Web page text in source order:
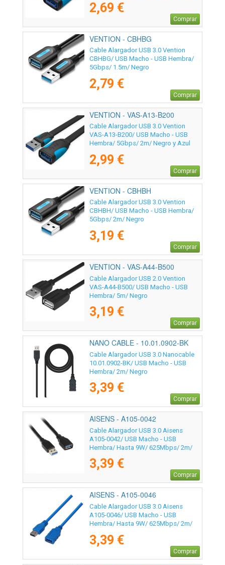
2,69 €
Comprar
VENTION - CBHBG
Cable Alargador USB 3.0 Vention
CBHBG/ USB Macho - USB Hembra/
5Gbps/ 1.5m/ Negro
2,79 €
Comprar
VENTION - VAS-A13-B200
Cable Alargador USB 3.0 Vention
VAS-A13-B200/ USB Macho - USB
Hembra/ 5Gbps/ 2m/ Negro y Azul
2,99 €
Comprar
VENTION - CBHBH
Cable Alargador USB 3.0 Vention
CBHBH/ USB Macho - USB Hembra/
5Gbps/ 2m/ Negro
3,19 €
Comprar
VENTION - VAS-A44-B500
Cable Alargador USB 2.0 Vention
VAS-A44-B500/ USB Macho - USB
Hembra/ 5m/ Negro
3,19 €
Comprar
NANO CABLE - 10.01.0902-BK
Cable Alargador USB 3.0 Nanocable
10.01.0902-BK/ USB Macho - USB
Hembra/ 2m/ Negro
3,39 €
Comprar
AISENS - A105-0042
Cable Alargador USB 3.0 Aisens
A105-0042/ USB Macho - USB
Hembra/ Hasta 9W/ 625Mbps/ 2m/
3,39 €
Comprar
AISENS - A105-0046
Cable Alargador USB 3.0 Aisens
A105-0046/ USB Macho - USB
Hembra/ Hasta 9W/ 625Mbps/ 2m/
3,39 €
Comprar